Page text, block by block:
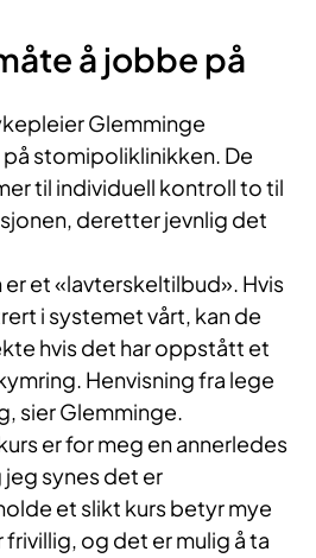
å jobbe på
Glemminge
stomipoliklinikken. De
til individuell kontroll to til
deretter jevnlig det
et «lavterskeltilbud». Hvis
i systemet vårt, kan de
hvis det har oppstått et
Henvisning fra lege
sier Glemminge.
er for meg en annerledes
synes det er
et slikt kurs betyr mye
og det er mulig å ta